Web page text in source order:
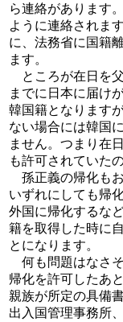
ら連絡があります
ように連絡されま
に、法務省に国籍
ます。
ところが在日を
までに日本に届け
韓国籍となります
ない場合には韓国
ません。つまり在
も許可されていたの
孫正義の帰化もお
いずれにしても帰
外国に帰化するな
籍を取得した時に
とになります。
何も問題はなさ
帰化を許可したあ
親族が所定の具備
出入国管理事務所